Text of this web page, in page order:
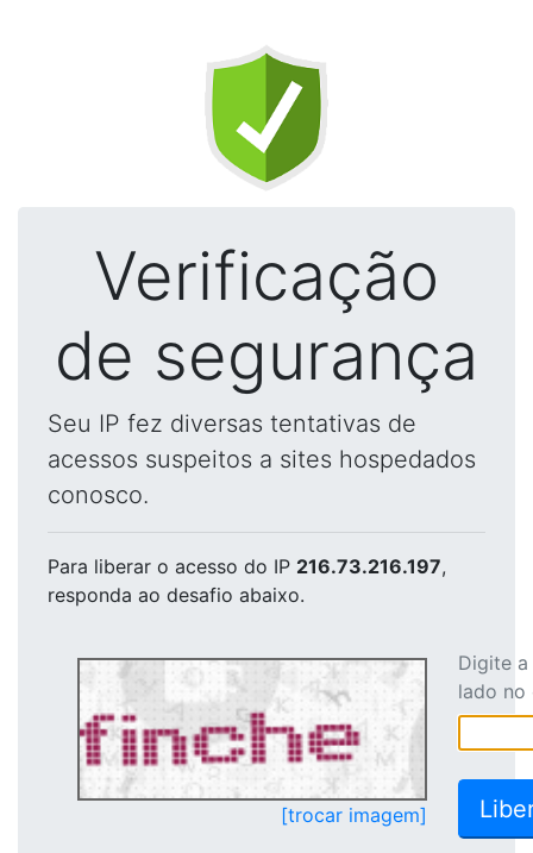
Verificação
de segurança
Seu IP fez diversas tentativas de
acessos suspeitos a sites hospedados
conosco.
Para liberar o acesso do IP 216.73.216.197,
responda ao desafio abaixo.
[trocar imagem]
Digite
lado no